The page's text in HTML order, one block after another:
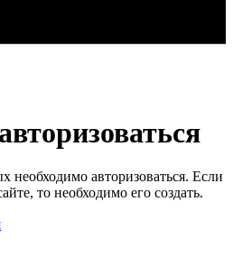
необходимо авторизоваться. Если
то необходимо его создать.